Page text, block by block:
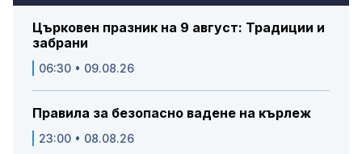
Църковен празник на 9 август: Традиции и
забрани
06:30 • 09.08.26
Правила за безопасно вадене на кърлеж
23:00 • 08.08.26